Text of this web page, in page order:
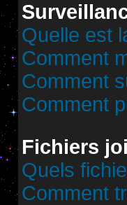
Quelle est
Comment
Comment
Comment
Fichiers
Quels
Comment